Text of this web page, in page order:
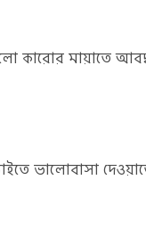
কারোর মায়াতে
ভালোবাসা